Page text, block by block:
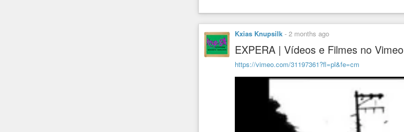
Kxias Knupsilk - 2 months ago
EXPERA | Vídeos e Filmes no Vimeo
https://vimeo.com/31197361?fl=pl&fe=cm